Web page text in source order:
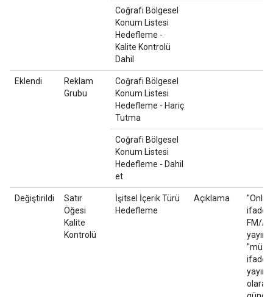
Coğrafi Bölgesel
Konum Listesi
Hedefleme -
Kalite Kontrolü
Dahil
Eklendi
Reklam
Grubu
Coğrafi Bölgesel
Konum Listesi
Hedefleme - Hariç
Tutma
Coğrafi Bölgesel
Konum Listesi
Hedefleme - Dahil
et
Değiştirildi
Satır
Öğesi
Kalite
Kontrolü
İşitsel İçerik Türü
Hedefleme
Açıklama
ifadesi
FM/
yayını",
"müzik
yayın
olarak